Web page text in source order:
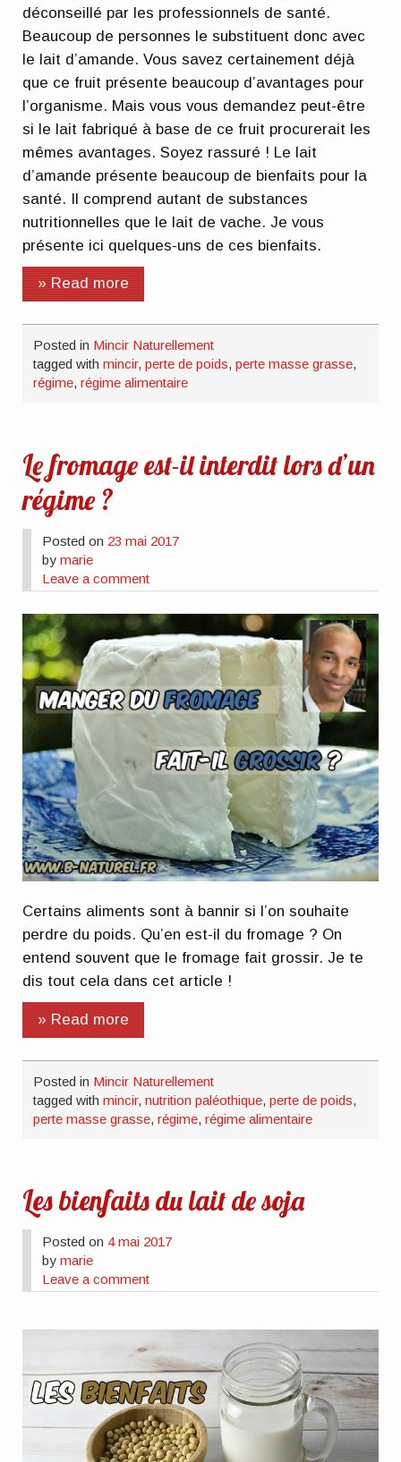
déconseillé par les professionnels de santé.
Beaucoup de personnes le substituent donc avec
le lait d’amande. Vous savez certainement déjà
que ce fruit présente beaucoup d’avantages pour
l’organisme. Mais vous vous demandez peut-être
si le lait fabriqué à base de ce fruit procurerait les
mêmes avantages. Soyez rassuré ! Le lait
d’amande présente beaucoup de bienfaits pour la
santé. Il comprend autant de substances
nutritionnelles que le lait de vache. Je vous
présente ici quelques-uns de ces bienfaits.
» Read more
Posted in Mincir Naturellement
tagged withmincir,perte de poids,perte masse grasse,
régime,régime alimentaire
Le fromage est-il interdit lors d’un
régime ?
Posted on 23 mai 2017
bymarie
Leave a comment
Certains aliments sont à bannir si l’on souhaite
perdre du poids. Qu’en est-il du fromage ? On
entend souvent que le fromage fait grossir. Je te
dis tout cela dans cet article !
» Read more
Posted in Mincir Naturellement
tagged withmincir,nutrition paléothique,perte de poids,
perte masse grasse,régime,régime alimentaire
Les bienfaits du lait de soja
Posted on 4 mai 2017
bymarie
Leave a comment